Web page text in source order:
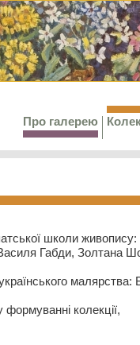
Про галерею
школи живопису:
Габди, Золтана
малярства:
колекції,